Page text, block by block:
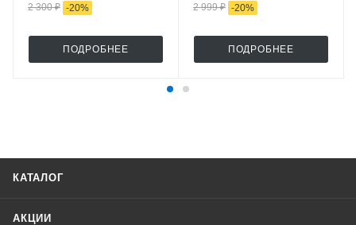
2 300 ₽ -20%
ПОДРОБНЕЕ
2 999 ₽ -20%
ПОДРОБНЕЕ
КАТАЛОГ
АКЦИИ